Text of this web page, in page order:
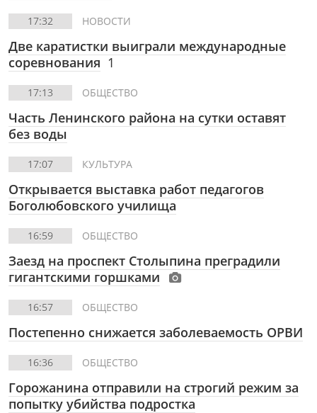
17:32 НОВОСТИ
Две каратистки выиграли международные
соревнования 1
17:13 ОБЩЕСТВО
Часть Ленинского района на сутки оставят
без воды
17:07 КУЛЬТУРА
Открывается выставка работ педагогов
Боголюбовского училища
16:59 ОБЩЕСТВО
Заезд на проспект Столыпина преградили
гигантскими горшками
16:57 ОБЩЕСТВО
Постепенно снижается заболеваемость ОРВИ
16:36 ОБЩЕСТВО
Горожанина отправили на строгий режим за
попытку убийства подростка